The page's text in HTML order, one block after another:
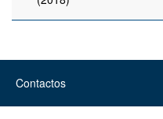
Contactos